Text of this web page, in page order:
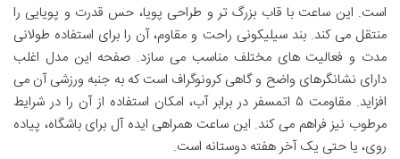
است. این ساعت با قاب بزرگ تر و طراحی پویا، حس قدرت و پویایی را
منتقل می کند. بند سیلیکونی راحت و مقاوم، آن را برای استفاده طولانی
مدت و فعالیت های مختلف مناسب می سازد. صفحه این مدل اغلب
دارای نشانگرهای واضح و گاهی کرونوگراف است که به جنبه ورزشی آن می
افزاید. مقاومت ۵ اتمسفر در برابر آب، امکان استفاده از آن را در شرایط
مرطوب نیز فراهم می کند. این ساعت همراهی ایده آل برای باشگاه، پیاده
روی، یا حتی یک آخر هفته دوستانه است.